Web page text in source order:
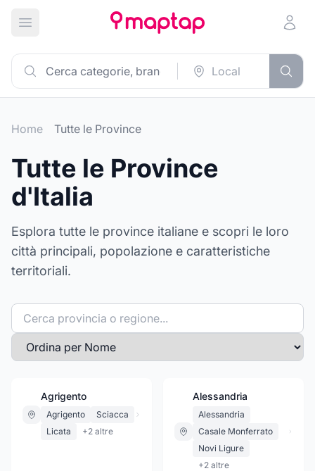
Apri menu principale
Home Tutte le Province
Tutte le Province
d'Italia
Esplora tutte le province italiane e scopri le loro
città principali, popolazione e caratteristiche
territoriali.
Agrigento
Agrigento
Sciacca
Licata
+2 altre
Alessandria
Alessandria
Casale Monferrato
Novi Ligure
+2 altre